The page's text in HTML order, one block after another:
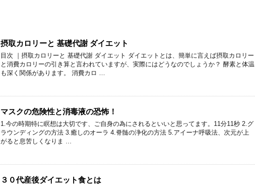
摂取カロリーと 基礎代謝 ダイエット
目次 ｜摂取カロリーと 基礎代謝 ダイエット ダイエットとは、簡単に言えば摂取カロリー
と消費カロリーの引き算と言われていますが、実際にはどうなのでしょうか？ 酵素と体温
も深く関係があります。 消費カロ …
マスクの危険性と消毒液の恐怖！
1.今の時期特に瞑想は大切です、ご自身の為にされるといいと思ってます。11分11秒 2.グ
ラウンディングの方法 3.癒しのオーラ 4.脊髄の浄化の方法 5.アイーナ呼吸法、次元が上
がると息苦しくなりま …
３０代産後ダイエット食とは